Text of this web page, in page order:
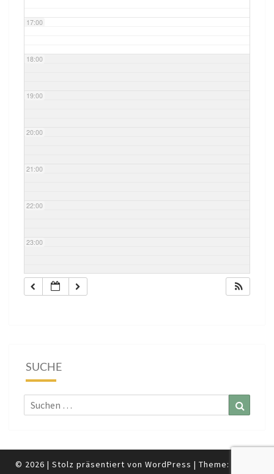
17:00
18:00
19:00
20:00
21:00
22:00
23:00
SUCHE
Suchen
nach:
© 2026 | Stolz präsentiert von WordPress | Theme: